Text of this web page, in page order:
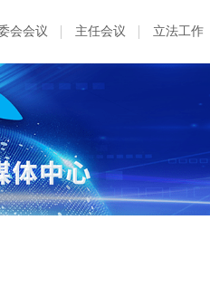
会会议 主任会议 立法工作